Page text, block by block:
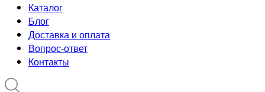
Каталог
Блог
Доставка и оплата
Вопрос-ответ
Контакты